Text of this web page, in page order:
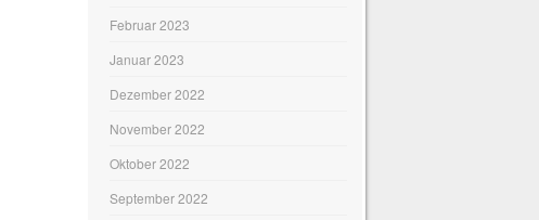
Februar 2023
Januar 2023
Dezember 2022
November 2022
Oktober 2022
September 2022